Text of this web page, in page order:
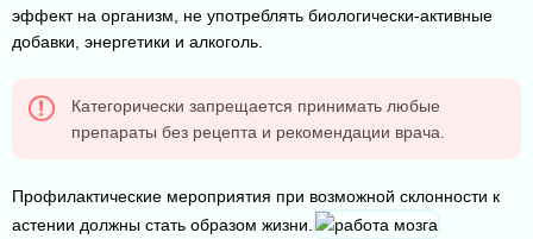
эффект на организм, не употреблять биологически-активные
добавки, энергетики и алкоголь.
Категорически запрещается принимать любые
препараты без рецепта и рекомендации врача.
Профилактические мероприятия при возможной склонности к
астении должны стать образом жизни.